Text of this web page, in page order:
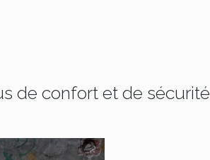
de confort et de sécurité